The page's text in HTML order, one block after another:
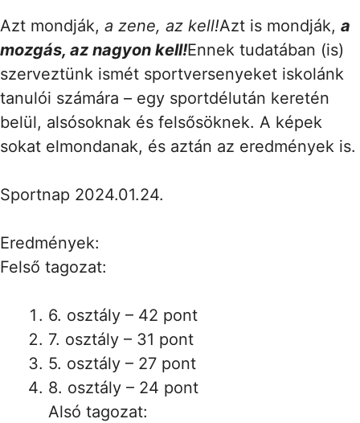
Azt mondják, a zene, az kell!Azt is mondják, a
mozgás, az nagyon kell!Ennek tudatában (is)
szerveztünk ismét sportversenyeket iskolánk
tanulói számára – egy sportdélután keretén
belül, alsósoknak és felsősöknek. A képek
sokat elmondanak, és aztán az eredmények is.
Sportnap 2024.01.24.
Eredmények:
Felső tagozat:
6. osztály – 42 pont
7. osztály – 31 pont
5. osztály – 27 pont
8. osztály – 24 pont
Alsó tagozat: